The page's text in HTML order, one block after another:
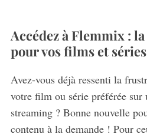
Accédez à Flemmix :
pour vos films et séries
Avez-vous déjà ressenti la
votre film ou série préférée sur
streaming ? Bonne nouvelle
contenu à la demande ! Pour